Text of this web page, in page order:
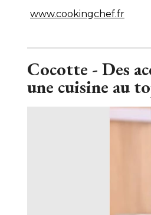
www.cookingchef.fr
Cocotte - Des
une cuisine au